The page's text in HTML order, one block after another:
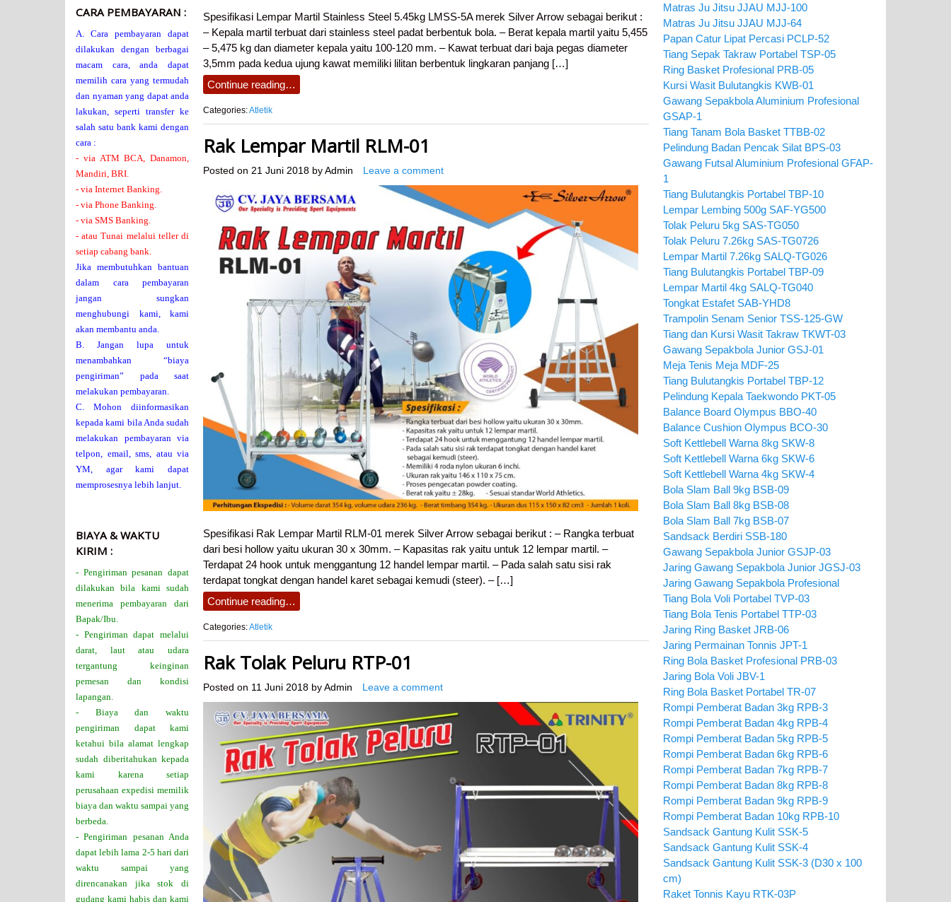
Spesifikasi Lempar Martil Stainless Steel 5.45kg LMSS-5A merek Silver Arrow sebagai berikut :
– Kepala martil terbuat dari stainless steel padat berbentuk bola. – Berat kepala martil yaitu 5,455
– 5,475 kg dan diameter kepala yaitu 100-120 mm. – Kawat terbuat dari baja pegas diameter
3,5mm pada kedua ujung kawat memiliki lilitan berbentuk lingkaran panjang […]
Continue reading…
Categories:Atletik
Rak Lempar Martil RLM-01
Posted on 21 Juni 2018 by Admin Leave a comment
Spesifikasi Rak Lempar Martil RLM-01 merek Silver Arrow sebagai berikut : – Rangka terbuat
dari besi hollow yaitu ukuran 30 x 30mm. – Kapasitas rak yaitu untuk 12 lempar martil. –
Terdapat 24 hook untuk menggantung 12 handel lempar martil. – Pada salah satu sisi rak
terdapat tongkat dengan handel karet sebagai kemudi (steer). – […]
Continue reading…
Categories:Atletik
Rak Tolak Peluru RTP-01
Posted on 11 Juni 2018 by Admin Leave a comment
CARA PEMBAYARAN :
A. Cara pembayaran dapat
dilakukan dengan berbagai
macam cara, anda dapat
memilih cara yang termudah
dan nyaman yang dapat anda
lakukan, seperti transfer ke
salah satu bank kami dengan
cara :
- via ATM BCA, Danamon,
Mandiri, BRI.
- via Internet Banking.
- via Phone Banking.
- via SMS Banking.
- atau Tunai melalui teller di
setiap cabang bank.
Jika membutuhkan bantuan
dalam cara pembayaran
jangan sungkan
menghubungi kami, kami
akan membantu anda.
B. Jangan lupa untuk
menambahkan “biaya
pengiriman” pada saat
melakukan pembayaran.
C. Mohon diinformasikan
kepada kami bila Anda sudah
melakukan pembayaran via
telpon, email, sms, atau via
YM, agar kami dapat
memprosesnya lebih lanjut.
BIAYA & WAKTU
KIRIM :
- Pengiriman pesanan dapat
dilakukan bila kami sudah
menerima pembayaran dari
Bapak/Ibu.
- Pengiriman dapat melalui
darat, laut atau udara
tergantung keinginan
pemesan dan kondisi
lapangan.
- Biaya dan waktu
pengiriman dapat kami
ketahui bila alamat lengkap
sudah diberitahukan kepada
kami karena setiap
perusahaan expedisi memilik
biaya dan waktu sampai yang
berbeda.
- Pengiriman pesanan Anda
dapat lebih lama 2-5 hari dari
waktu sampai yang
direncanakan jika stok di
gudang kami habis dan kami
Matras Ju Jitsu JJAU MJJ-100
Matras Ju Jitsu JJAU MJJ-64
Papan Catur Lipat Percasi PCLP-52
Tiang Sepak Takraw Portabel TSP-05
Ring Basket Profesional PRB-05
Kursi Wasit Bulutangkis KWB-01
Gawang Sepakbola Aluminium Profesional
GSAP-1
Tiang Tanam Bola Basket TTBB-02
Pelindung Badan Pencak Silat BPS-03
Gawang Futsal Aluminium Profesional GFAP-
1
Tiang Bulutangkis Portabel TBP-10
Lempar Lembing 500g SAF-YG500
Tolak Peluru 5kg SAS-TG050
Tolak Peluru 7.26kg SAS-TG0726
Lempar Martil 7.26kg SALQ-TG026
Tiang Bulutangkis Portabel TBP-09
Lempar Martil 4kg SALQ-TG040
Tongkat Estafet SAB-YHD8
Trampolin Senam Senior TSS-125-GW
Tiang dan Kursi Wasit Takraw TKWT-03
Gawang Sepakbola Junior GSJ-01
Meja Tenis Meja MDF-25
Tiang Bulutangkis Portabel TBP-12
Pelindung Kepala Taekwondo PKT-05
Balance Board Olympus BBO-40
Balance Cushion Olympus BCO-30
Soft Kettlebell Warna 8kg SKW-8
Soft Kettlebell Warna 6kg SKW-6
Soft Kettlebell Warna 4kg SKW-4
Bola Slam Ball 9kg BSB-09
Bola Slam Ball 8kg BSB-08
Bola Slam Ball 7kg BSB-07
Sandsack Berdiri SSB-180
Gawang Sepakbola Junior GSJP-03
Jaring Gawang Sepakbola Junior JGSJ-03
Jaring Gawang Sepakbola Profesional
Tiang Bola Voli Portabel TVP-03
Tiang Bola Tenis Portabel TTP-03
Jaring Ring Basket JRB-06
Jaring Permainan Tonnis JPT-1
Ring Bola Basket Profesional PRB-03
Jaring Bola Voli JBV-1
Ring Bola Basket Portabel TR-07
Rompi Pemberat Badan 3kg RPB-3
Rompi Pemberat Badan 4kg RPB-4
Rompi Pemberat Badan 5kg RPB-5
Rompi Pemberat Badan 6kg RPB-6
Rompi Pemberat Badan 7kg RPB-7
Rompi Pemberat Badan 8kg RPB-8
Rompi Pemberat Badan 9kg RPB-9
Rompi Pemberat Badan 10kg RPB-10
Sandsack Gantung Kulit SSK-5
Sandsack Gantung Kulit SSK-4
Sandsack Gantung Kulit SSK-3 (D30 x 100
cm)
Raket Tonnis Kayu RTK-03P